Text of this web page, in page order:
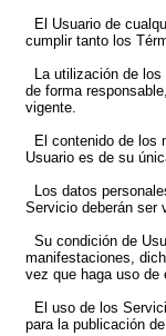
El Usuario de
cumplir tanto los
La utilización de los
de forma
vigente.
El contenido de los
Usuario es de su
Los datos
Servicio deberán ser
Su condición de
manifestaciones,
vez que haga uso de
El uso de los
para la publicación